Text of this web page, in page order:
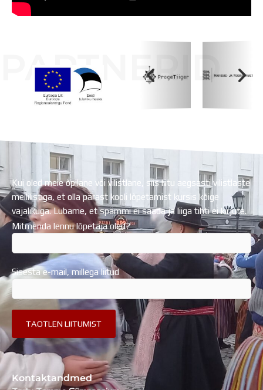
PARTNERID
Kui oled meie õpilane või vilistlane, siis liitu aegsasti vilistlaste
meililistiga, et olla pärast kooli lõpetamist kursis kõige
vajalikuga. Lubame, et spämmi ei saada ja liiga tihti ei kirjuta.
Mitmenda lennu lõpetaja oled?
Sisesta e-mail, millega liitud
Kontaktandmed